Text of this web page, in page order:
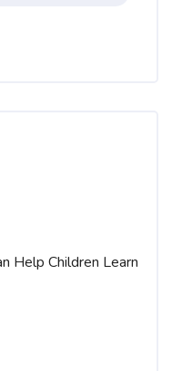
Help Children Learn